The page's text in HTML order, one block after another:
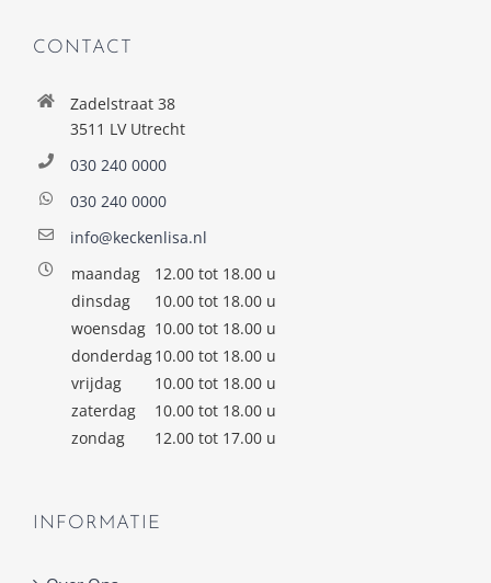
CONTACT
Zadelstraat 38
3511 LV Utrecht
030 240 0000
030 240 0000
info@keckenlisa.nl
maandag
12.00 tot 18.00 u
dinsdag
10.00 tot 18.00 u
woensdag 10.00 tot 18.00 u
donderdag10.00 tot 18.00 u
vrijdag
10.00 tot 18.00 u
zaterdag
10.00 tot 18.00 u
zondag
12.00 tot 17.00 u
INFORMATIE